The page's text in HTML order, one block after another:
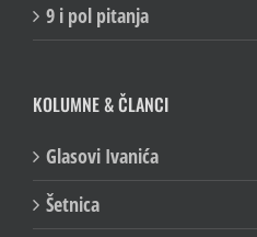
9 i pol pitanja
KOLUMNE & ČLANCI
Glasovi Ivanića
Šetnica